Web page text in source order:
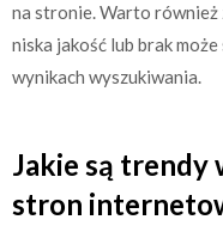
na stronie. Warto również
niska jakość lub brak
wynikach wyszukiwania.
Jakie są trendy
stron